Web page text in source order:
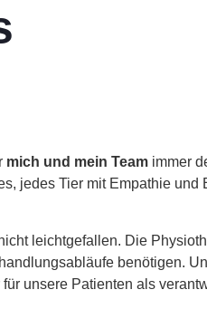
mich und mein Team immer
jedes Tier mit Empathie und
leichtgefallen. Die
benötigen.
unsere Patienten als